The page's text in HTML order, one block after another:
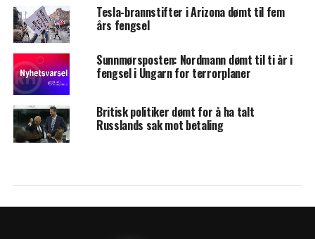
Tesla-brannstifter i Arizona dømt til fem
års fengsel
Sunnmørsposten: Nordmann dømt til ti år i
fengsel i Ungarn for terrorplaner
Britisk politiker dømt for å ha talt
Russlands sak mot betaling